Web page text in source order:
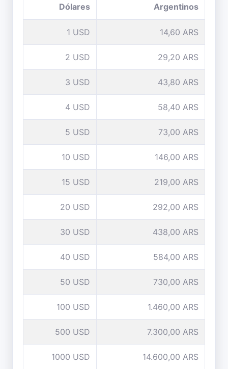
Dólares
Argentinos
1 USD 14,60 ARS
2 USD 29,20 ARS
3 USD 43,80 ARS
4 USD 58,40 ARS
5 USD 73,00 ARS
10 USD 146,00 ARS
15 USD 219,00 ARS
20 USD 292,00 ARS
30 USD 438,00 ARS
40 USD 584,00 ARS
50 USD 730,00 ARS
100 USD 1.460,00 ARS
500 USD 7.300,00 ARS
1000 USD 14.600,00 ARS